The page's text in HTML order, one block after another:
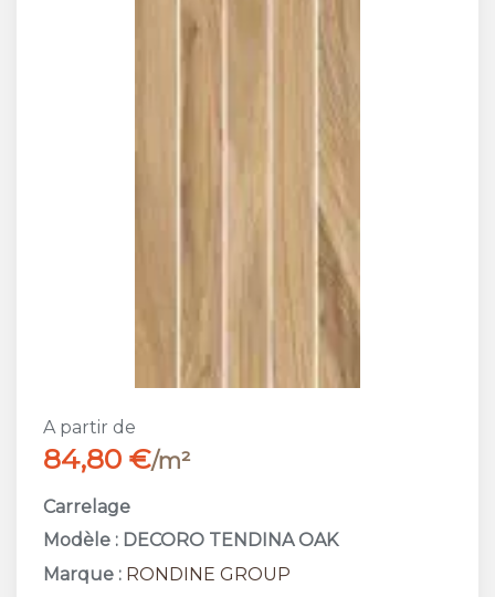
A partir de
84,80 €/m²
Carrelage
Modèle : DECORO TENDINA OAK
Marque : RONDINE GROUP